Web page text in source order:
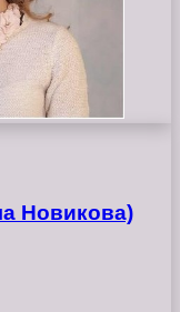
Новикова)